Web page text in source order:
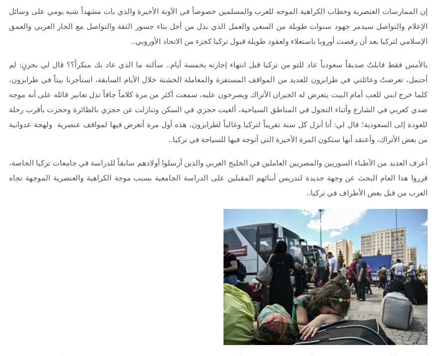
إن الممارسات العنصرية وخطاب الكراهية الموجه للعرب والمسلمين خصوصاً في الآونة الأخيرة والذي بات مشهداً شبه يومي على وسائل
الإعلام والتواصل سيدمر جهود سنوات طويلة من السعي والعمل الذي بذل من أجل بناء جسور الثقة والتواصل مع الجار العربي والعمق
الإسلامي لتركيا بعد أن رفضت أوروبا باستعلاء ولعقود طويلة قبول تركيا كجزء من الاتحاد الأوروبي..
بالأمس فقط قابلتُ صديقاً سعودياً عاد للتو من تركيا قبل انتهاء إجازته بخمسة أيام.. سألته ما الذي عاد بك مبكراً؟؟ قال لي بحزنٍ: لم
أحتمل، تعرضتُ وعائلتي في طرابزون للعديد من المواقف المستفزة والمعاملة الخشنة خلال الأيام السابقة، استأجرنا بيتاً في طرابزون،
كلما خرج ابني للعب أمام البيت يتعرض له الجيران الأتراك ويصرخون عليه، سمعت أكثر من مرة كلاماً جافاً تدل تعابير قائله على أنه موجه
ضدي كعربي في الشارع وأثناء التجول في المناطق السياحية، ألغيت حجزي في السكن وتنازلت عن حجزي بالطائرة وحجزت بأقرب رحلة
للعودة إلى السعودية؛ قال لي: أنا أنزل كل سنة تقريباً لتركيا وغالباً لطرابزون، هذه أول مرة أتعرض فيها لمواقف عنصرية ولهجة عدوانية
من بعض الأتراك، وأعتقد أنها ستكون المرة الأخيرة التي أتوجه فيها للسياحة في تركيا..
أعرف العديد من الأطباء السوريين والمصريين العاملين في الخليج العربي والذين أرسلوا أولادهم سابقاً للدراسة قي جامعات تركيا الخاصة،
قرروا هذا العام البحث عن وجهة جديدة لتدريس أبنائهم المقبلين على الدراسة الجامعية بسبب موجة الكراهية والعنصرية الموجهة تجاه
العرب من قبل بعض الأطراف في تركيا..